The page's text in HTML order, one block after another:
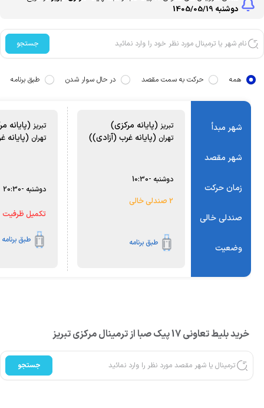
دوشنبه 1405/05/19
جستجو
همه حرکت به سمت مقصد در حال سوار شدن طبق برنامه
شهر مبدأ
شهر مقصد
زمان حرکت
صندلی خالی
وضعیت
تبریز(پایانه مرکزی)
تهران(پایانه غرب (آزادی))
دوشنبه 10:30
2 صندلی خالی
طبق برنامه
تبریز(پایانه
تهران(پایانه
دوشنبه 20:30
تکمیل ظرفیت
طبق برنامه
خرید بلیط تعاونی 17 پیک صبا از ترمینال مرکزی تبریز
جستجو